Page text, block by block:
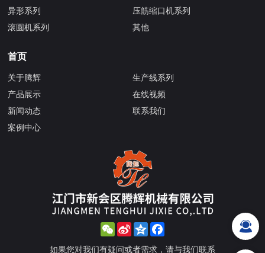
异形系列
滚圆机系列
压筋缩口机系列
其他
首页
关于腾辉
产品展示
新闻动态
案例中心
生产线系列
在线视频
联系我们
WeChat
Sina
Weibo
Qzone
如果您对我们有疑问或者需求，请与我们联系